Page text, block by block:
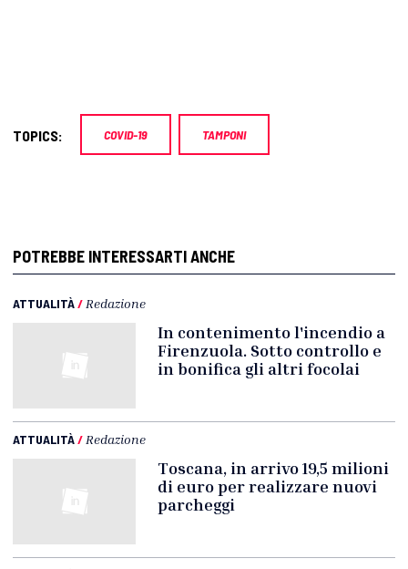
TOPICS: COVID-19 TAMPONI
POTREBBE INTERESSARTI ANCHE
ATTUALITÀ/ Redazione
In contenimento l'incendio a
Firenzuola. Sotto controllo e
in bonifica gli altri focolai
ATTUALITÀ/ Redazione
Toscana, in arrivo 19,5 milioni
di euro per realizzare nuovi
parcheggi